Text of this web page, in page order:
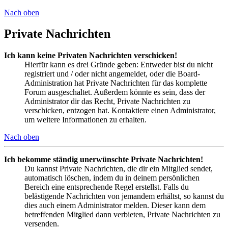
Nach oben
Private Nachrichten
Ich kann keine Privaten Nachrichten verschicken!
Hierfür kann es drei Gründe geben: Entweder bist du nicht
registriert und / oder nicht angemeldet, oder die Board-
Administration hat Private Nachrichten für das komplette
Forum ausgeschaltet. Außerdem könnte es sein, dass der
Administrator dir das Recht, Private Nachrichten zu
verschicken, entzogen hat. Kontaktiere einen Administrator,
um weitere Informationen zu erhalten.
Nach oben
Ich bekomme ständig unerwünschte Private Nachrichten!
Du kannst Private Nachrichten, die dir ein Mitglied sendet,
automatisch löschen, indem du in deinem persönlichen
Bereich eine entsprechende Regel erstellst. Falls du
belästigende Nachrichten von jemandem erhältst, so kannst du
dies auch einem Administrator melden. Dieser kann dem
betreffenden Mitglied dann verbieten, Private Nachrichten zu
versenden.